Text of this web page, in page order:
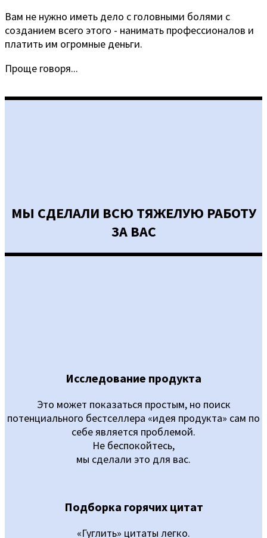
Вам не нужно иметь дело с головными болями с
созданием всего этого - нанимать профессионалов и
платить им огромные деньги.
Проще говоря...
МЫ СДЕЛАЛИ ВСЮ ТЯЖЕЛУЮ РАБОТУ
ЗА ВАС
Исследование продукта
Это может показаться простым, но поиск
потенциального бестселлера «идея продукта» сам по
себе является проблемой.
Не беспокойтесь,
мы сделали это для вас.
Подборка горячих цитат
«Гуглить» цитаты легко.